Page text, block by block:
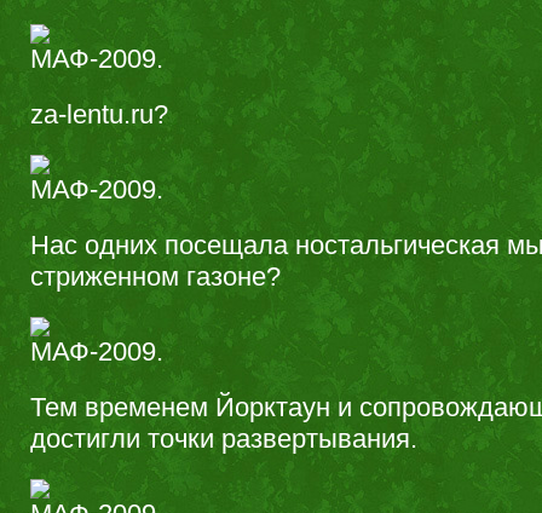
za-lentu.ru?
Нас одних посещала ностальгическая
стриженном газоне?
Тем временем Йорктаун и
достигли точки развертывания.